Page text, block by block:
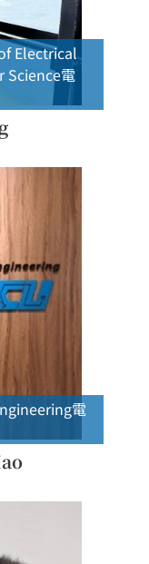
Electrical
Science電
電